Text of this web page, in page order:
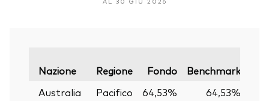
Nazione Regione Fondo Benchmark
Australia Pacifico 64,53% 64,53%